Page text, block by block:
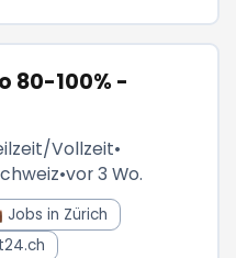
80-100% -
Vollzeit•
•vor 3 Wo.
Jobs in Zürich